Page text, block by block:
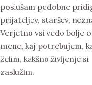
poslušam podobne
prijateljev, staršev,
Verjetno vsi vedo bolje
mene, kaj potrebujem,
želim, kakšno življenje si
zaslužim.